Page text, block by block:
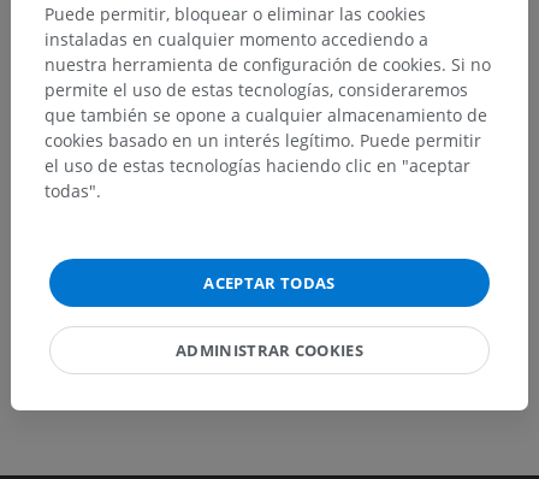
No dude en sugerir una corrección, traducción o
mejora de contenido.
Reportar un error
DESCARGAR LA APLICACIÓN
Puede permitir, bloquear o eliminar las cookies
instaladas en cualquier momento accediendo a
nuestra herramienta de configuración de cookies. Si no
permite el uso de estas tecnologías, consideraremos
que también se opone a cualquier almacenamiento de
cookies basado en un interés legítimo. Puede permitir
el uso de estas tecnologías haciendo clic en "aceptar
todas".
ACEPTAR TODAS
ADMINISTRAR COOKIES